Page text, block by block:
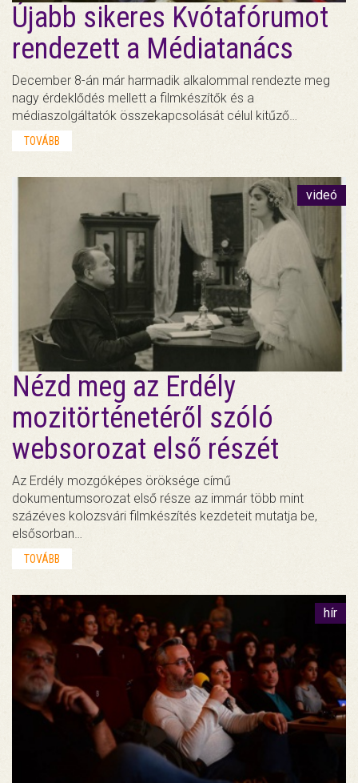
Újabb sikeres Kvótafórumot
rendezett a Médiatanács
December 8-án már harmadik alkalommal rendezte meg
nagy érdeklődés mellett a filmkészítők és a
médiaszolgáltatók összekapcsolását célul kitűző…
TOVÁBB
videó
Nézd meg az Erdély
mozitörténetéről szóló
websorozat első részét
Az Erdély mozgóképes öröksége című
dokumentumsorozat első része az immár több mint
százéves kolozsvári filmkészítés kezdeteit mutatja be,
elsősorban…
TOVÁBB
hír